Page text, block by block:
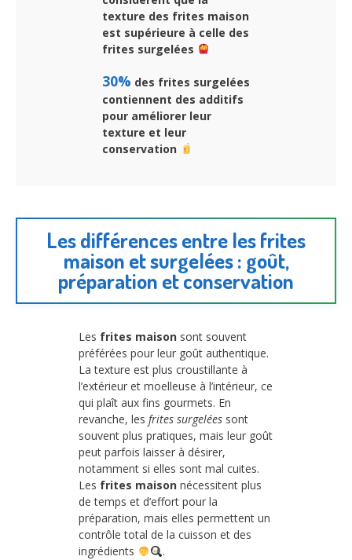
texture des frites maison
est supérieure à celle des
frites surgelées
30% des frites surgelées
contiennent des additifs
pour améliorer leur
texture et leur
conservation
Les différences entre les frites
maison et surgelées : goût,
préparation et conservation
Les frites maison sont souvent
préférées pour leur goût authentique.
La texture est plus croustillante à
l’extérieur et moelleuse à l’intérieur, ce
qui plaît aux fins gourmets. En
revanche, les frites surgelées sont
souvent plus pratiques, mais leur goût
peut parfois laisser à désirer,
notamment si elles sont mal cuites.
Les frites maison nécessitent plus
de temps et d’effort pour la
préparation, mais elles permettent un
contrôle total de la cuisson et des
ingrédients
.